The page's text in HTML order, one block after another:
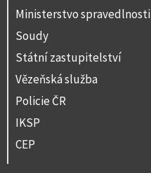
Ministerstvo spravedlnosti
Soudy
Státní zastupitelství
Vězeňská služba
Policie ČR
IKSP
CEP